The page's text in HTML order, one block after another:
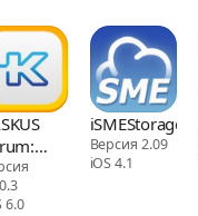
&
6.0
iSMEStorage
Версия 2.09
iOS 4.1